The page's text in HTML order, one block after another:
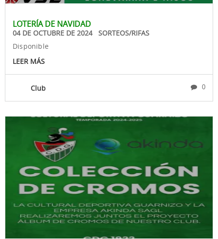
LOTERÍA DE NAVIDAD
04 DE OCTUBRE DE 2024 SORTEOS/RIFAS
Disponible
LEER MÁS
Club 0